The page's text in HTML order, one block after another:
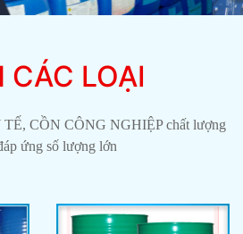
CÁC LOẠI
CỒN CÔNG NGHIỆP chất lượng
ứng số lượng lớn